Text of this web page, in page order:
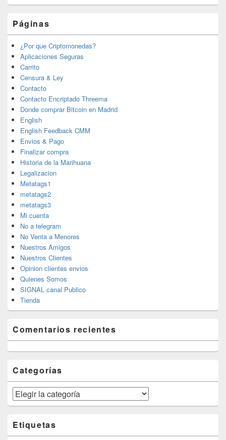
Páginas
¿Por que Criptomonedas?
Aplicaciones Seguras
Carrito
Censura & Ley
Contacto
Contacto Encriptado Threema
Donde comprar Bitcoin en Madrid
English
English Feedback CMM
Envios & Pago
Finalizar compra
Historia de la Marihuana
Legalizacion
Metatags1
metatags2
metatags3
Mi cuenta
No a telegram
No Venta a Menores
Nuestros Amigos
Nuestros Clientes
Opinion clientes envios
Quienes Somos
SIGNAL canal Publico
Tienda
Comentarios recientes
Categorías
Categorías
Etiquetas